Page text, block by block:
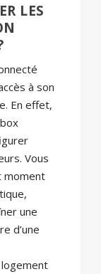
LES
à son
En effet,
Vous
moment
une
d’une